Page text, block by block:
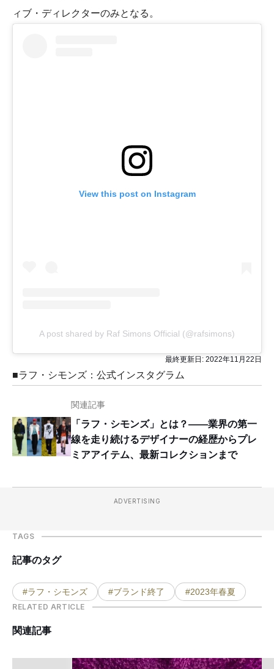
ィブ・ディレクターのみとなる。
View this post on Instagram
A post shared by Raf Simons Official (@rafsimons)
最終更新日: 2022年11月22日
■ラフ・シモンズ：公式インスタグラム
関連記事
「ラフ・シモンズ」とは？——業界の第一
線を走り続けるデザイナーの経歴からプレ
ミアアイテム、最新コレクションまで
ADVERTISING
TAGS
記事のタグ
#ラフ・シモンズ #ブランド終了 #2023年春夏
RELATED ARTICLE
関連記事